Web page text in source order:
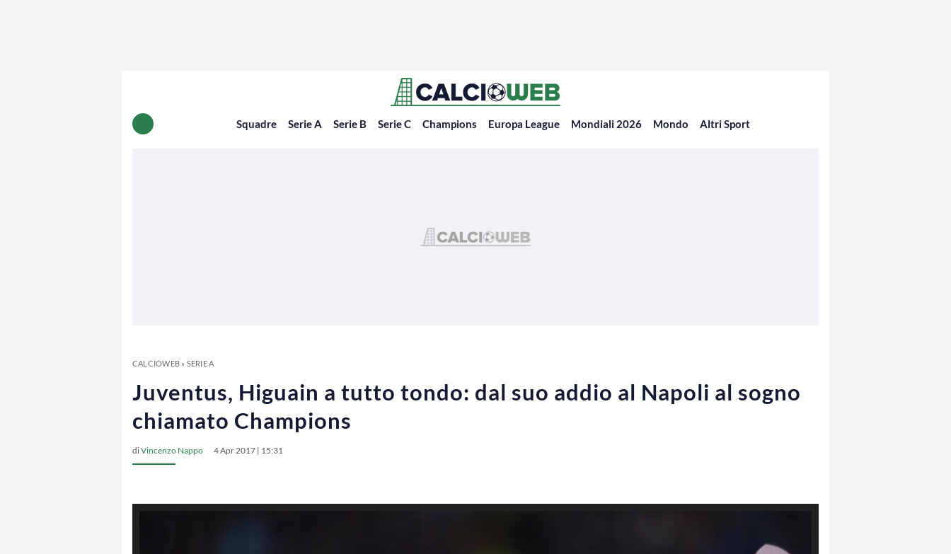
Squadre Serie A Serie B Serie C Champions Europa League Mondiali 2026 Mondo Altri Sport
CALCIOWEB» SERIE A
Juventus, Higuain a tutto tondo: dal suo addio al Napoli al sogno
chiamato Champions
diVincenzo Nappo 4 Apr 2017 | 15:31